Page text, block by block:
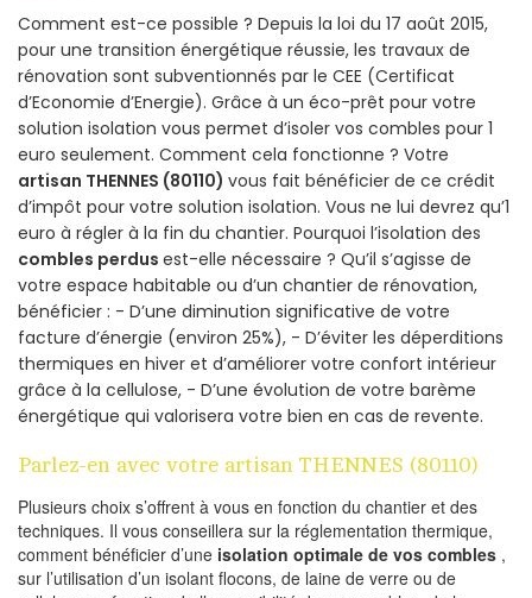
Comment est-ce possible ? Depuis la loi du 17 août 2015,
pour une transition énergétique réussie, les travaux de
rénovation sont subventionnés par le CEE (Certificat
d’Economie d’Energie). Grâce à un éco-prêt pour votre
solution isolation vous permet d’isoler vos combles pour 1
euro seulement. Comment cela fonctionne ? Votre
artisan THENNES (80110) vous fait bénéficier de ce crédit
d’impôt pour votre solution isolation. Vous ne lui devrez qu’1
euro à régler à la fin du chantier. Pourquoi l’isolation des
combles perdus est-elle nécessaire ? Qu’il s’agisse de
votre espace habitable ou d’un chantier de rénovation,
bénéficier : - D’une diminution significative de votre
facture d’énergie (environ 25%), - D’éviter les déperditions
thermiques en hiver et d’améliorer votre confort intérieur
grâce à la cellulose, - D’une évolution de votre barème
énergétique qui valorisera votre bien en cas de revente.
Parlez-en avec votre artisan THENNES (80110)
Plusieurs choix s’offrent à vous en fonction du chantier et des
techniques. Il vous conseillera sur la réglementation thermique,
comment bénéficier d’une isolation optimale de vos combles ,
sur l’utilisation d’un isolant flocons, de laine de verre ou de